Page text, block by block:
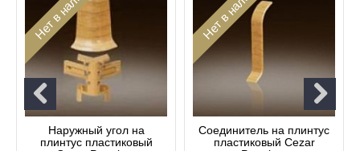
Наружный угол на
плинтус пластиковый
Соединитель на плинтус
пластиковый Cezar